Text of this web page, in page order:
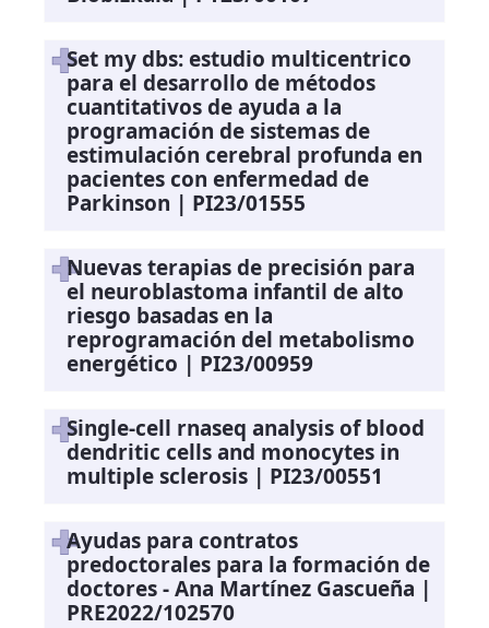
Set my dbs: estudio multicentrico
para el desarrollo de métodos
cuantitativos de ayuda a la
programación de sistemas de
estimulación cerebral profunda en
pacientes con enfermedad de
Parkinson | PI23/01555
Nuevas terapias de precisión para
el neuroblastoma infantil de alto
riesgo basadas en la
reprogramación del metabolismo
energético | PI23/00959
Single-cell rnaseq analysis of blood
dendritic cells and monocytes in
multiple sclerosis | PI23/00551
Ayudas para contratos
predoctorales para la formación de
doctores - Ana Martínez Gascueña |
PRE2022/102570